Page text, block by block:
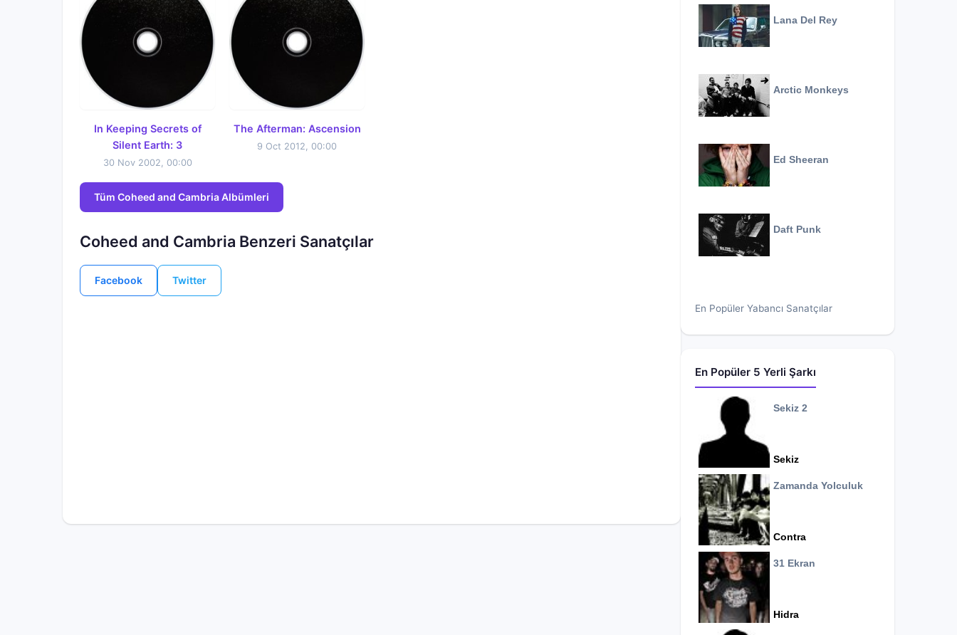
In Keeping Secrets of
Silent Earth: 3
30 Nov 2002, 00:00
The Afterman: Ascension
9 Oct 2012, 00:00
Tüm Coheed and Cambria Albümleri
Coheed and Cambria Benzeri Sanatçılar
Facebook Twitter
Lana Del Rey
Arctic Monkeys
Ed Sheeran
Daft Punk
En Popüler Yabancı Sanatçılar
En Popüler 5 Yerli Şarkı
Sekiz 2
Sekiz
Zamanda Yolculuk
Contra
31 Ekran
Hidra